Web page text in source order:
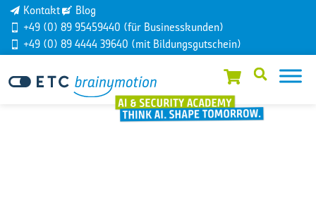
Kontakt
Blog
+49 (0) 89 95459440 (für Businesskunden)
+49 (0) 89 4444 39640 (mit Bildungsgutschein)